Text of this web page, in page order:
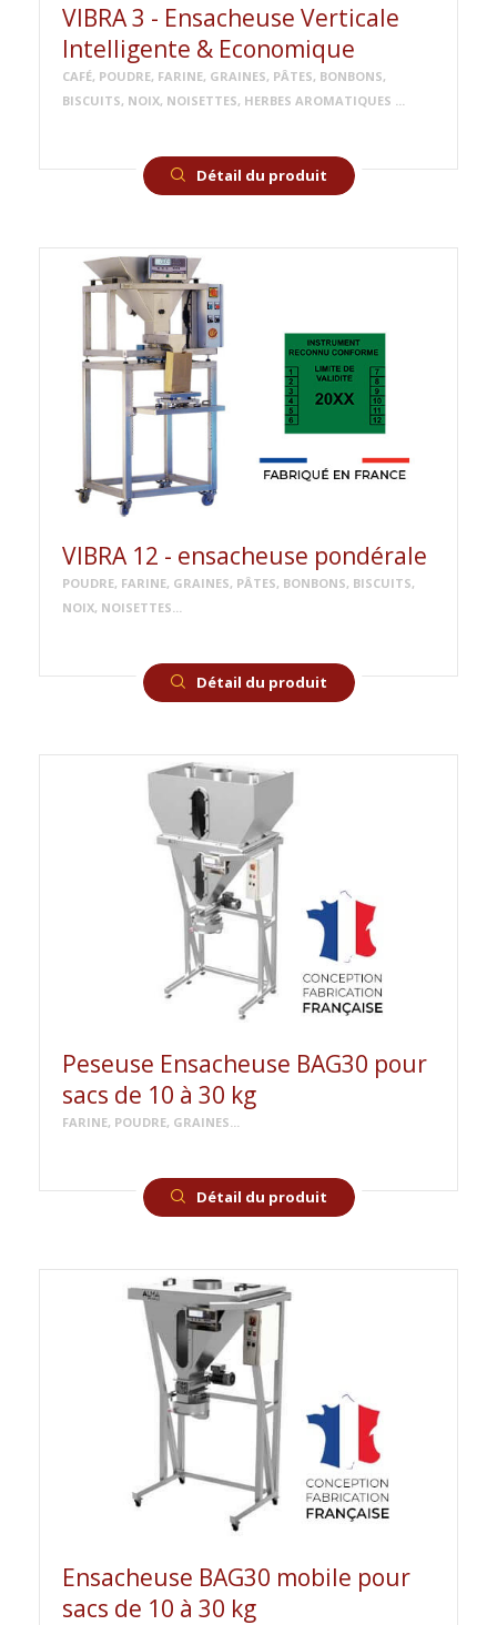
VIBRA 3 - Ensacheuse Verticale
Intelligente & Economique
CAFÉ, POUDRE, FARINE, GRAINES, PÂTES, BONBONS,
BISCUITS, NOIX, NOISETTES, HERBES AROMATIQUES ...
Détail du produit
VIBRA 12 - ensacheuse pondérale
POUDRE, FARINE, GRAINES, PÂTES, BONBONS, BISCUITS,
NOIX, NOISETTES...
Détail du produit
Peseuse Ensacheuse BAG30 pour
sacs de 10 à 30 kg
FARINE, POUDRE, GRAINES...
Détail du produit
Ensacheuse BAG30 mobile pour
sacs de 10 à 30 kg